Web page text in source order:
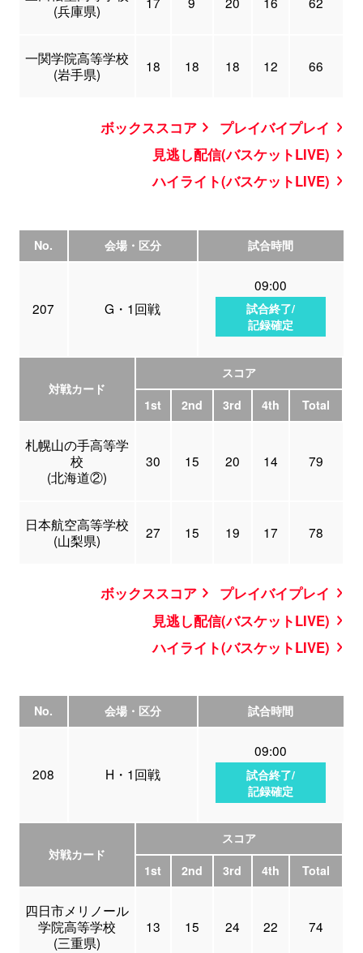
(兵庫県)
一関学院高等学校
(岩手県)
18 18 18 12 66
ボックススコア
プレイバイプレイ
見逃し配信(バスケットLIVE)
ハイライト(バスケットLIVE)
No. 会場・区分 試合時間
207 G・1回戦
09:00
試合終了/
記録確定
対戦カード
スコア
1st
2nd 3rd 4th Total
札幌山の手高等学
校
(北海道②)
30 15 20 14 79
日本航空高等学校
(山梨県)
27 15 19 17 78
ボックススコア
プレイバイプレイ
見逃し配信(バスケットLIVE)
ハイライト(バスケットLIVE)
No. 会場・区分 試合時間
208 H・1回戦
09:00
試合終了/
記録確定
対戦カード
スコア
1st
2nd 3rd 4th Total
四日市メリノール
学院高等学校
(三重県)
13 15 24 22 74